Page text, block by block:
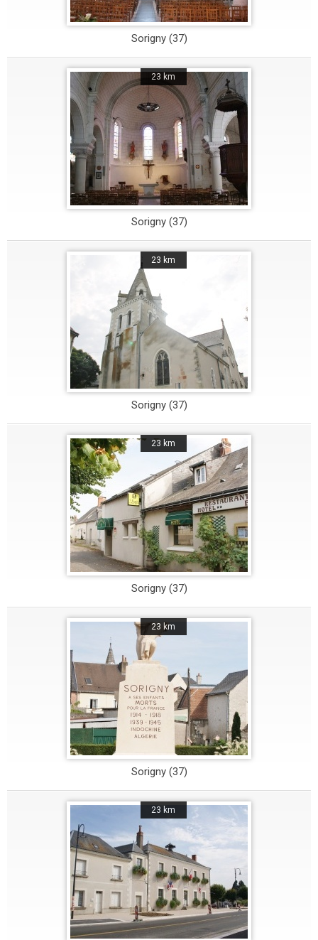
Sorigny (37)
23 km
Sorigny (37)
23 km
Sorigny (37)
23 km
Sorigny (37)
23 km
Sorigny (37)
23 km